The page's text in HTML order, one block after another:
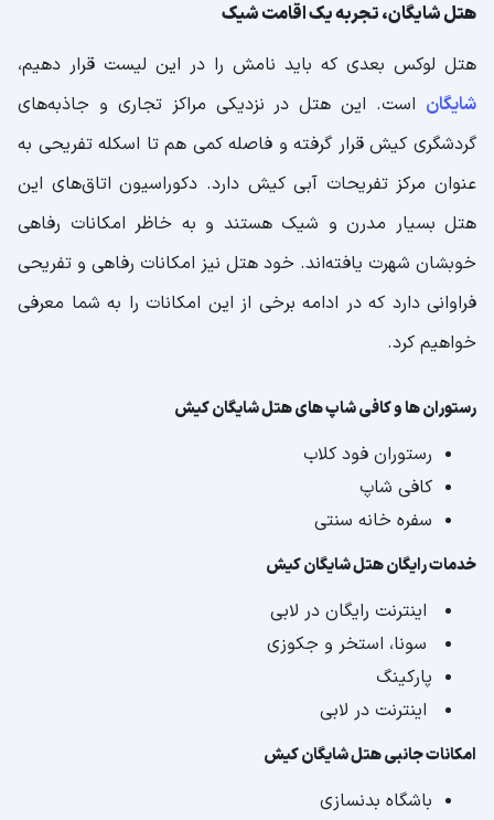
هتل شایگان، تجربه یک اقامت شیک
هتل لوکس بعدی که باید نامش را در این لیست قرار دهیم،
شایگان است. این هتل در نزدیکی مراکز تجاری و جاذبه‌های
گردشگری کیش قرار گرفته و فاصله کمی هم تا اسکله تفریحی به
عنوان مرکز تفریحات آبی کیش دارد. دکوراسیون اتاق‌های این
هتل بسیار مدرن و شیک هستند و به خاظر امکانات رفاهی
خوبشان شهرت یافته‌اند. خود هتل نیز امکانات رفاهی و تفریحی
فراوانی دارد که در ادامه برخی از این امکانات را به شما معرفی
خواهیم کرد.
رستوران‌ ها و کافی شاپ های هتل شایگان کیش
رستوران فود کلاب
کافی شاپ
سفره خانه سنتی
خدمات رایگان هتل شایگان کیش
اینترنت رایگان در لابی
سونا، استخر و جکوزی
پارکینگ
اینترنت در لابی
امکانات جانبی هتل شایگان کیش
باشگاه بدنسازی